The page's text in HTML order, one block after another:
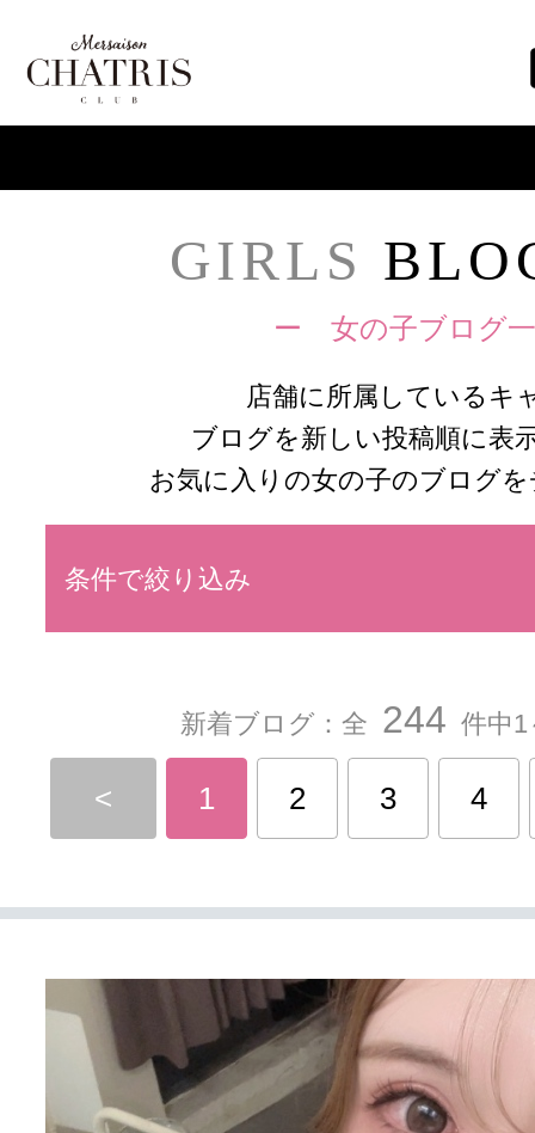
GIRLS
ー 女の子ブログ
店舗に所属しているキ
ブログを新しい投稿順に表
お気に入りの女の子のブログ
条件で絞り込み
新着ブログ：全 244 件中1
< 1 2 3 4